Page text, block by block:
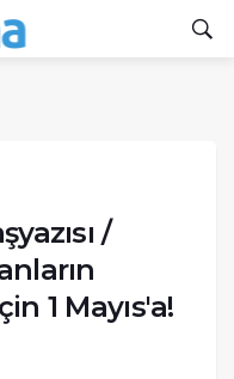
/
1 Mayıs'a!